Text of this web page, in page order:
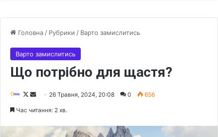
Головна / Рубрики / Варто замислитись
Варто замислитись
Що потрібно для щастя?
F
26 Травня, 2024, 20:08 0 656
Час читання: 2 хв.